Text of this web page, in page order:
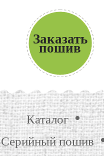
Заказать
пошив
Каталог
Серийный пошив